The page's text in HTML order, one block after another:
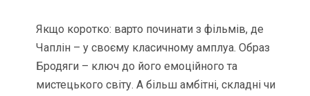
Якщо коротко: варто починати з фільмів, де
Чаплін – у своєму класичному амплуа. Образ
Бродяги – ключ до його емоційного та
мистецького світу. А більш амбітні, складні чи